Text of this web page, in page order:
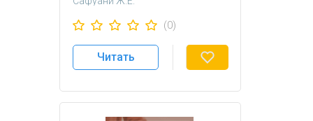
Муканова К.А.
(0)
Читать